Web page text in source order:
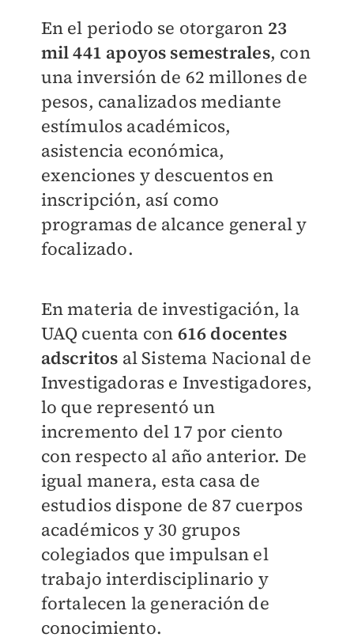
En el periodo se otorgaron 23
mil 441 apoyos semestrales, con
una inversión de 62 millones de
pesos, canalizados mediante
estímulos académicos,
asistencia económica,
exenciones y descuentos en
inscripción, así como
programas de alcance general y
focalizado.
En materia de investigación, la
UAQ cuenta con 616 docentes
adscritos al Sistema Nacional de
Investigadoras e Investigadores,
lo que representó un
incremento del 17 por ciento
con respecto al año anterior. De
igual manera, esta casa de
estudios dispone de 87 cuerpos
académicos y 30 grupos
colegiados que impulsan el
trabajo interdisciplinario y
fortalecen la generación de
conocimiento.